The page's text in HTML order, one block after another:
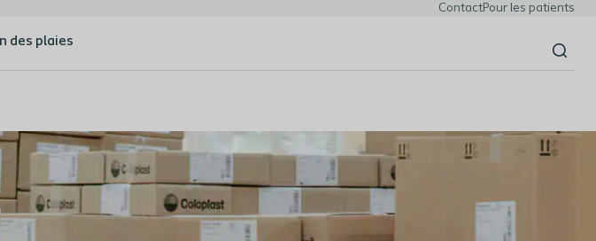
ContactPour les patients
des plaies